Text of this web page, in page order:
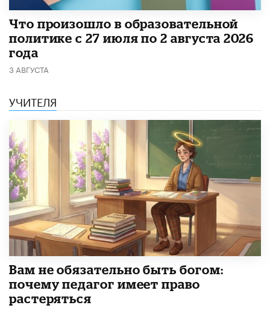
​Что произошло в образовательной
политике с 27 июля по 2 августа 2026
года
3 АВГУСТА
УЧИТЕЛЯ
​Вам не обязательно быть богом:
почему педагог имеет право
растеряться